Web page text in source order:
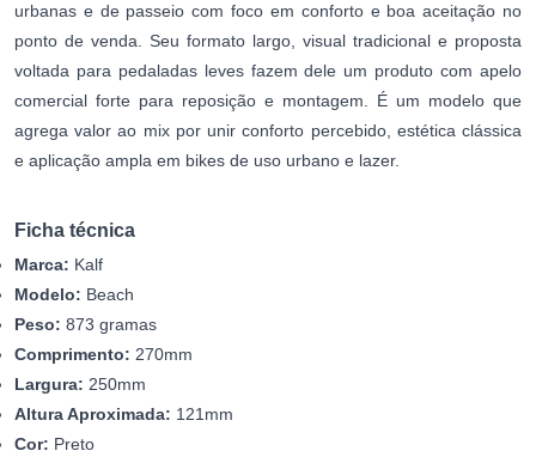
urbanas e de passeio com foco em conforto e boa aceitação no
ponto de venda. Seu formato largo, visual tradicional e proposta
voltada para pedaladas leves fazem dele um produto com apelo
comercial forte para reposição e montagem. É um modelo que
agrega valor ao mix por unir conforto percebido, estética clássica
e aplicação ampla em bikes de uso urbano e lazer.
Ficha técnica
Marca: Kalf
Modelo: Beach
Peso: 873 gramas
Comprimento: 270mm
Largura: 250mm
Altura Aproximada: 121mm
Cor: Preto